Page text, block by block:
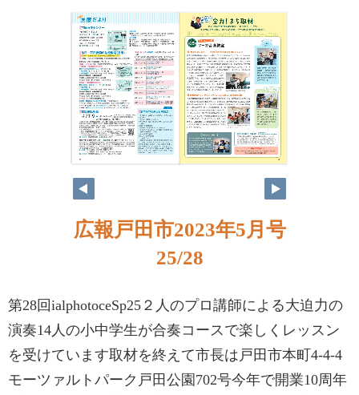
広報戸田市2023年5月号
25/28
第28回ialphotoceSp25２人のプロ講師による大迫力の
演奏14人の小中学生が合奏コースで楽しくレッスン
を受けています取材を終えて市長は戸田市本町4-4-4
モーツァルトパーク戸田公園702号今年で開業10周年